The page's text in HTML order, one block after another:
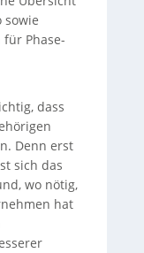
sowie
Phase-
dass
Denn erst
sich das
wo nötig,
hat